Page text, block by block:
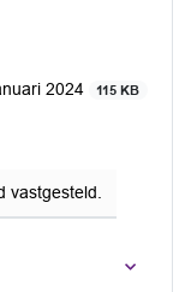
2024
115 KB
vastgesteld.